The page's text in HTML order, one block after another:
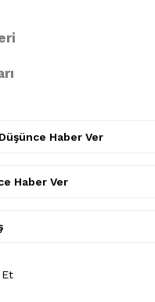
Haber Ver
Haber Ver
Et